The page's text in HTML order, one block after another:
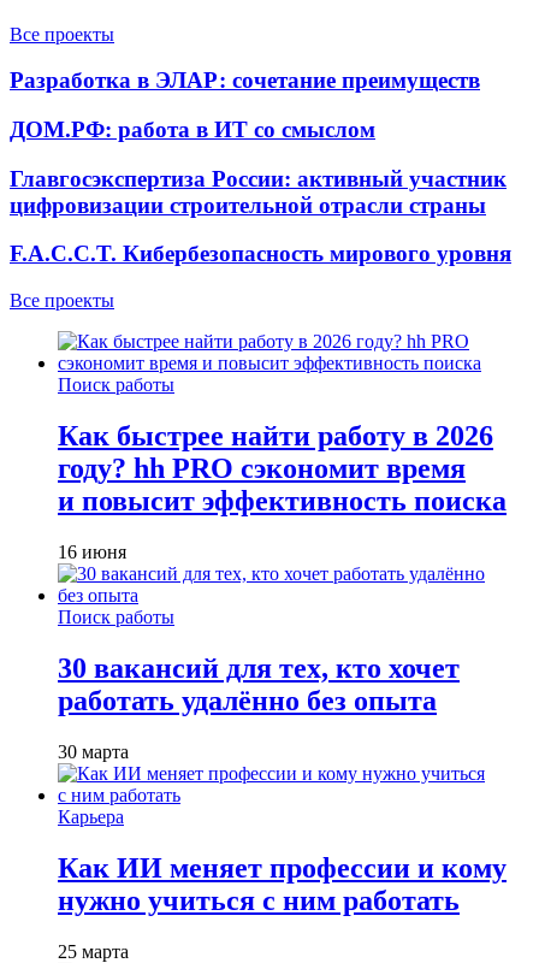
Все проекты
Разработка в ЭЛАР: сочетание преимуществ
ДОМ.РФ: работа в ИТ со смыслом
Главгосэкспертиза России: активный участник
цифровизации строительной отрасли страны
F.A.C.C.T. Кибербезопасность мирового уровня
Все проекты
Поиск работы
Как быстрее найти работу в 2026
году? hh PRO сэкономит время
и повысит эффективность поиска
16 июня
Поиск работы
30 вакансий для тех, кто хочет
работать удалённо без опыта
30 марта
Карьера
Как ИИ меняет профессии и кому
нужно учиться с ним работать
25 марта